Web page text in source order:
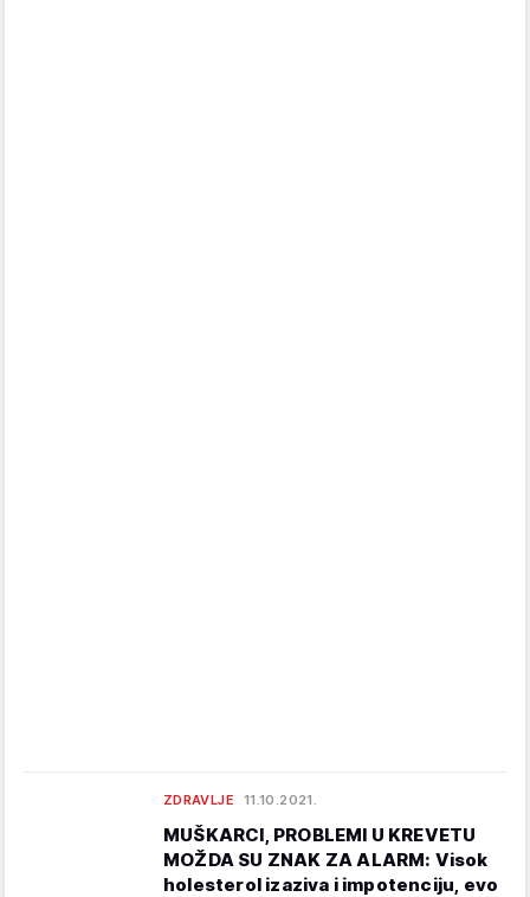
ZDRAVLJE 11.10.2021.
MUŠKARCI, PROBLEMI U KREVETU
MOŽDA SU ZNAK ZA ALARM: Visok
holesterol izaziva i impotenciju, evo